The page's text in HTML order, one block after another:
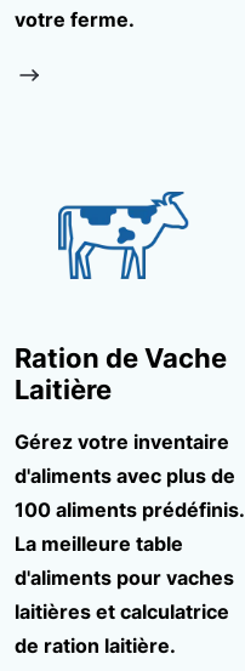
votre ferme.
Ration de Vache
Laitière
Gérez votre inventaire
d'aliments avec plus de
100 aliments prédéfinis.
La meilleure table
d'aliments pour vaches
laitières et calculatrice
de ration laitière.